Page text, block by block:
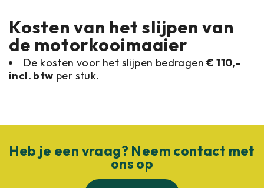
Kosten van het slijpen van
de motorkooimaaier
De kosten voor het slijpen bedragen€ 110,-
incl. btw per stuk.
Heb je een vraag? Neem contact met
ons op